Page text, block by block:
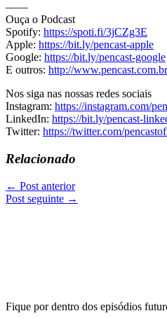
——
Ouça o Podcast
Spotify: https://spoti.fi/3jCZg3E
Apple: https://bit.ly/pencast-apple
Google: https://bit.ly/pencast-google
E outros: http://www.pencast.com.br
Nos siga nas nossas redes sociais
Instagram: https://instagram.com/
LinkedIn: https://bit.ly/pencast-
Twitter: https://twitter.com/
Relacionado
← Post anterior
Post seguinte →
Fique por dentro dos episódios